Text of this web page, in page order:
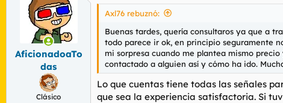
AficionadoaTo
das
Clásico
Axl76 rebuznó:
Buenas tardes, quería consultaros ya que a
todo parece ir ok, en principio seguramente
mi sorpresa cuando me plantea mismo
contactado a alguien así y cómo ha ido.
Lo que cuentas tiene todas las señales
que sea la experiencia satisfactoria. Si